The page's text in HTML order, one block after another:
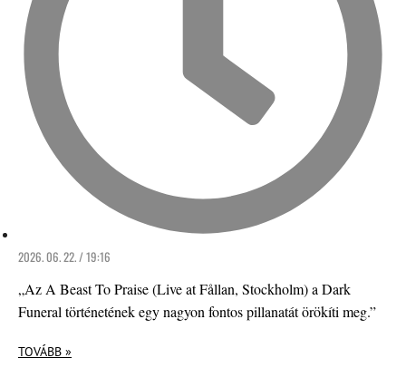
2026. 06. 22. / 19:16
„Az A Beast To Praise (Live at Fållan, Stockholm) a Dark
Funeral történetének egy nagyon fontos pillanatát örökíti meg.”
TOVÁBB »